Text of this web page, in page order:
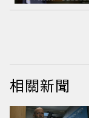
相關新聞